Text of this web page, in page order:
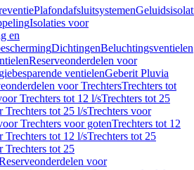
Plafondafsluitsystemen
Isolaties voor
en
DichtingenBeluchtingsventielen
Reserveonderdelen voor
ventielenGeberit Pluvia
voor TrechtersTrechters tot
Trechters tot 12 l/sTrechters tot 25
Trechters tot 25 l/sTrechters voor
Trechters voor gotenTrechters tot 12
Trechters tot 12 l/sTrechters tot 25
Trechters tot 25
voor